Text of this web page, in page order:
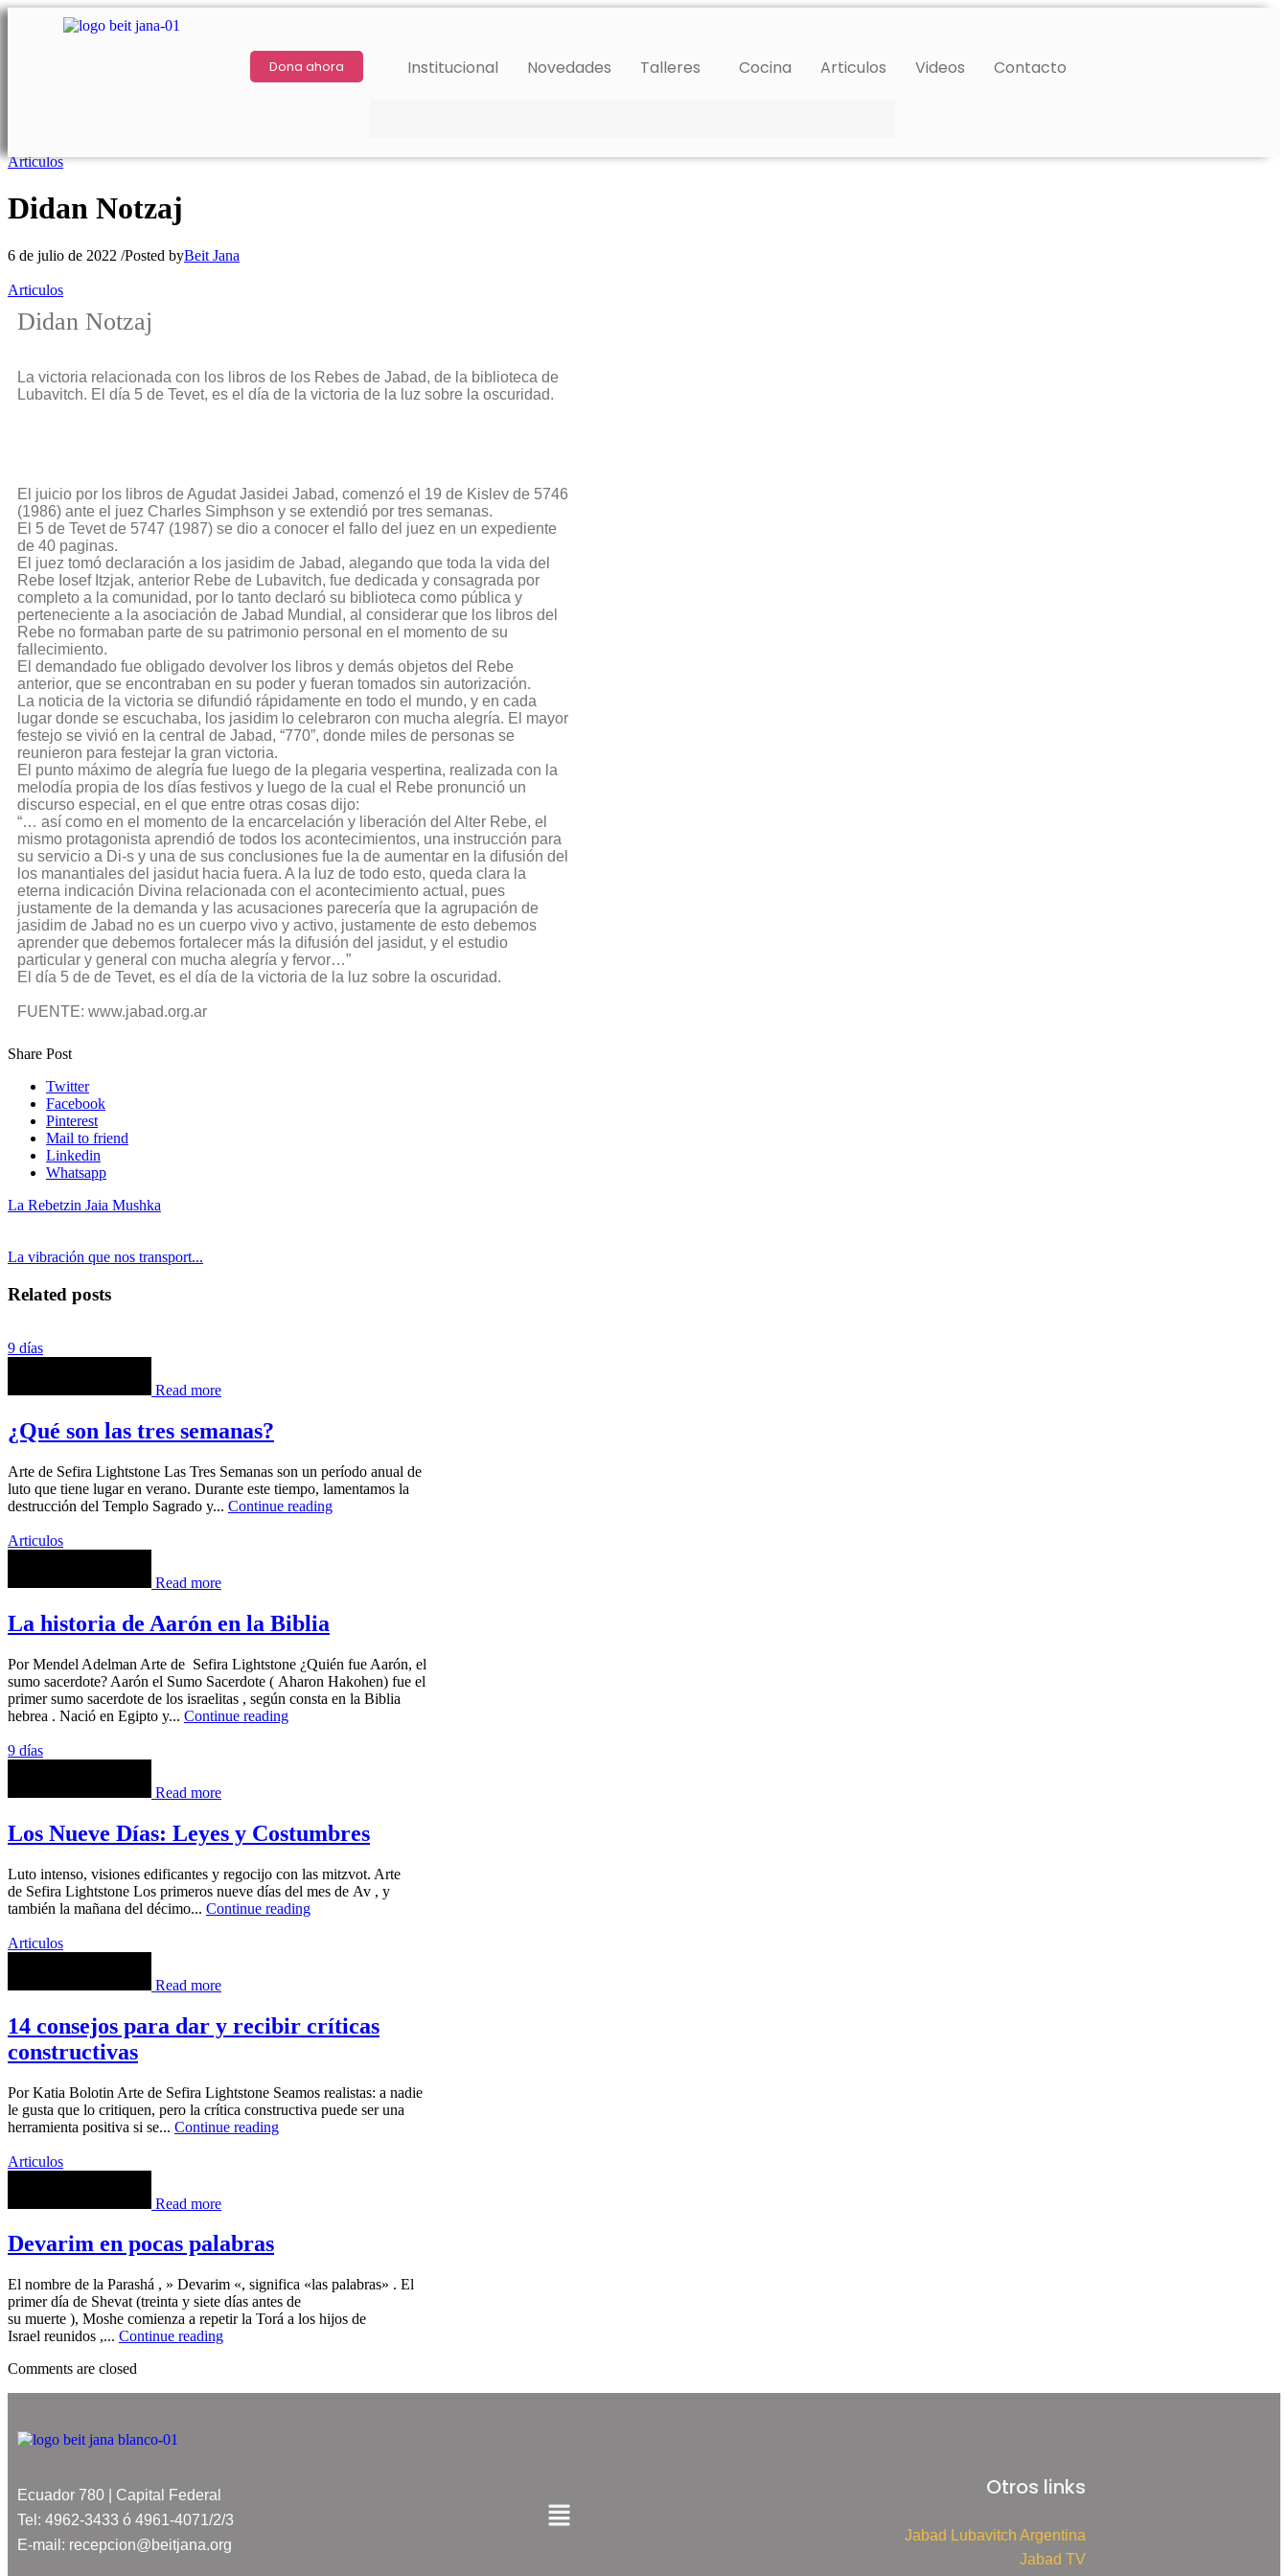
Dona ahora Institucional Novedades Talleres Cocina Articulos Videos Contacto
Articulos
Didan Notzaj
6 de julio de 2022 /Posted byBeit Jana
Articulos
Didan Notzaj
La victoria relacionada con los libros de los Rebes de Jabad, de la biblioteca de
Lubavitch. El día 5 de Tevet, es el día de la victoria de la luz sobre la oscuridad.
El juicio por los libros de Agudat Jasidei Jabad, comenzó el 19 de Kislev de 5746
(1986) ante el juez Charles Simphson y se extendió por tres semanas.
El 5 de Tevet de 5747 (1987) se dio a conocer el fallo del juez en un expediente
de 40 paginas.
El juez tomó declaración a los jasidim de Jabad, alegando que toda la vida del
Rebe Iosef Itzjak, anterior Rebe de Lubavitch, fue dedicada y consagrada por
completo a la comunidad, por lo tanto declaró su biblioteca como pública y
perteneciente a la asociación de Jabad Mundial, al considerar que los libros del
Rebe no formaban parte de su patrimonio personal en el momento de su
fallecimiento.
El demandado fue obligado devolver los libros y demás objetos del Rebe
anterior, que se encontraban en su poder y fueran tomados sin autorización.
La noticia de la victoria se difundió rápidamente en todo el mundo, y en cada
lugar donde se escuchaba, los jasidim lo celebraron con mucha alegría. El mayor
festejo se vivió en la central de Jabad, “770”, donde miles de personas se
reunieron para festejar la gran victoria.
El punto máximo de alegría fue luego de la plegaria vespertina, realizada con la
melodía propia de los días festivos y luego de la cual el Rebe pronunció un
discurso especial, en el que entre otras cosas dijo:
“… así como en el momento de la encarcelación y liberación del Alter Rebe, el
mismo protagonista aprendió de todos los acontecimientos, una instrucción para
su servicio a Di-s y una de sus conclusiones fue la de aumentar en la difusión del
los manantiales del jasidut hacia fuera. A la luz de todo esto, queda clara la
eterna indicación Divina relacionada con el acontecimiento actual, pues
justamente de la demanda y las acusaciones parecería que la agrupación de
jasidim de Jabad no es un cuerpo vivo y activo, justamente de esto debemos
aprender que debemos fortalecer más la difusión del jasidut, y el estudio
particular y general con mucha alegría y fervor…”
El día 5 de de Tevet, es el día de la victoria de la luz sobre la oscuridad.
FUENTE: www.jabad.org.ar
Share Post
Twitter
Facebook
Pinterest
Mail to friend
Linkedin
Whatsapp
La Rebetzin Jaia Mushka
La vibración que nos transport...
Related posts
9 días
Read more
¿Qué son las tres semanas?
Arte de Sefira Lightstone Las Tres Semanas son un período anual de
luto que tiene lugar en verano. Durante este tiempo, lamentamos la
destrucción del Templo Sagrado y... Continue reading
Articulos
Read more
La historia de Aarón en la Biblia
Por Mendel Adelman Arte de Sefira Lightstone ¿Quién fue Aarón, el
sumo sacerdote? Aarón el Sumo Sacerdote ( Aharon Hakohen) fue el
primer sumo sacerdote de los israelitas , según consta en la Biblia
hebrea . Nació en Egipto y... Continue reading
9 días
Read more
Los Nueve Días: Leyes y Costumbres
Luto intenso, visiones edificantes y regocijo con las mitzvot. Arte
de Sefira Lightstone Los primeros nueve días del mes de Av , y
también la mañana del décimo... Continue reading
Articulos
Read more
14 consejos para dar y recibir críticas
constructivas
Por Katia Bolotin Arte de Sefira Lightstone Seamos realistas: a nadie
le gusta que lo critiquen, pero la crítica constructiva puede ser una
herramienta positiva si se... Continue reading
Articulos
Read more
Devarim en pocas palabras
El nombre de la Parashá , » Devarim «, significa «las palabras» . El
primer día de Shevat (treinta y siete días antes de
su muerte ), Moshe comienza a repetir la Torá a los hijos de
Israel reunidos ,... Continue reading
Comments are closed
Ecuador 780 | Capital Federal
Tel: 4962-3433 ó 4961-4071/2/3
E-mail: recepcion@beitjana.org
Otros links
Jabad Lubavitch Argentina
Jabad TV